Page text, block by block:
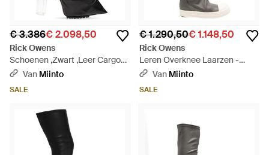
€ 3.386€ 2.098,50
Rick Owens
Schoenen ,Zwart ,Leer Cargo
Taquito Platform Boots - Zwart
Van Miinto
SALE
€ 1.290,50€ 1.148,50
Rick Owens
Leren Overknee Laarzen -
Zwart
Van Miinto
SALE